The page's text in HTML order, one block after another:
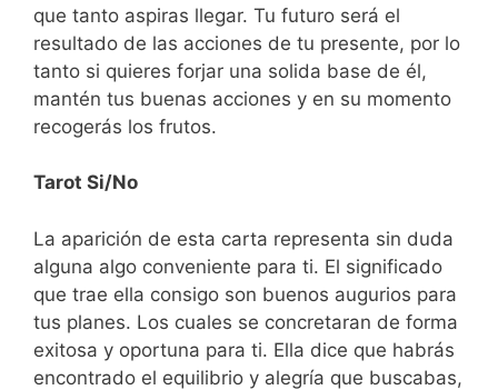
que tanto aspiras llegar. Tu futuro será el
resultado de las acciones de tu presente, por lo
tanto si quieres forjar una solida base de él,
mantén tus buenas acciones y en su momento
recogerás los frutos.
Tarot Si/No
La aparición de esta carta representa sin duda
alguna algo conveniente para ti. El significado
que trae ella consigo son buenos augurios para
tus planes. Los cuales se concretaran de forma
exitosa y oportuna para ti. Ella dice que habrás
encontrado el equilibrio y alegría que buscabas,